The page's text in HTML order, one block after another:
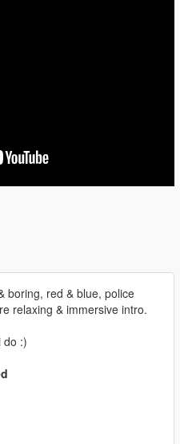
boring, red & blue, police
relaxing & immersive intro.
do :)